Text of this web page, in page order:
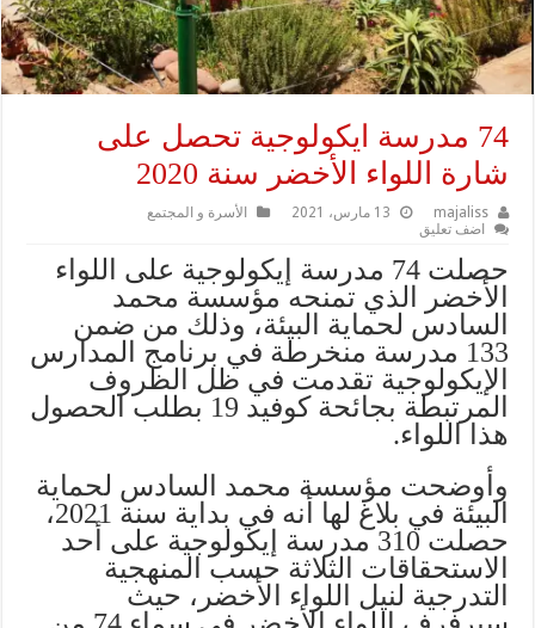
74 مدرسة ايكولوجية تحصل على
شارة اللواء الأخضر سنة 2020
majaliss 13 مارس، 2021
الأسرة و المجتمع
اضف تعليق
حصلت 74 مدرسة إيكولوجية على اللواء
الأخضر الذي تمنحه مؤسسة محمد
السادس لحماية البيئة، وذلك من ضمن
133 مدرسة منخرطة في برنامج المدارس
الإيكولوجية تقدمت في ظل الظروف
المرتبطة بجائحة كوفيد 19 بطلب الحصول
هذا اللواء.
وأوضحت مؤسسة محمد السادس لحماية
البيئة في بلاغ لها أنه في بداية سنة 2021،
حصلت 310 مدرسة إيكولوجية على أحد
الاستحقاقات الثلاثة حسب المنهجية
التدرجية لنيل اللواء الأخضر، حيث